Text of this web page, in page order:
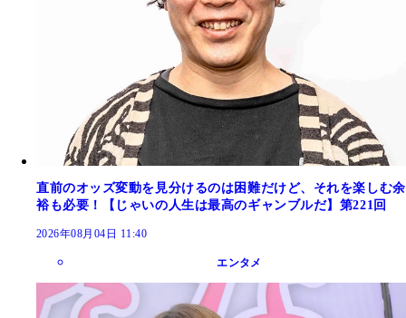
直前のオッズ変動を見分けるのは困難だけど、それを楽しむ余
裕も必要！【じゃいの人生は最高のギャンブルだ】第221回
2026年08月04日 11:40
エンタメ